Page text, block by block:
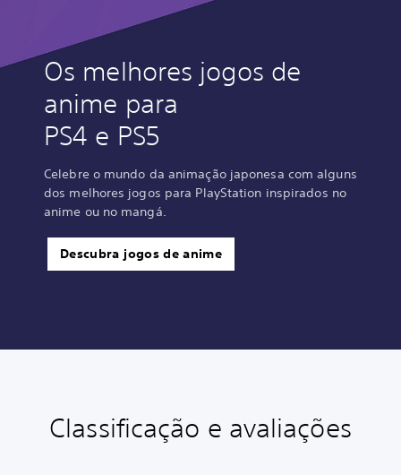
Os melhores jogos de
anime para
PS4 e PS5
Celebre o mundo da animação japonesa com alguns
dos melhores jogos para PlayStation inspirados no
anime ou no mangá.
Descubra jogos de anime
Classificação e avaliações